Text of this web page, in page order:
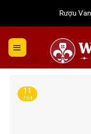
dung
Rượu
11
Th4